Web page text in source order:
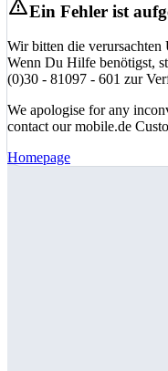
Ein Fehler ist
Wir bitten die
Wenn Du Hilfe benötigst,
(0)30 - 81097 - 601 zur
We apologise for any
contact our mobile.de
Homepage